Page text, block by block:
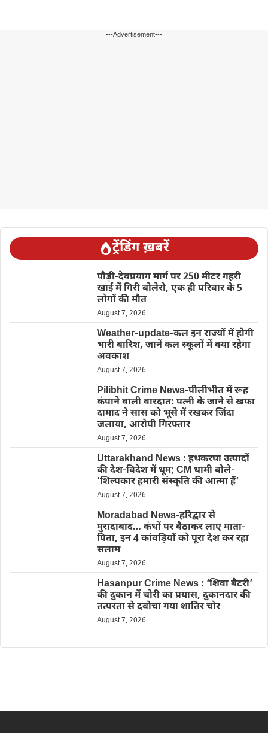
---Advertisement---
ट्रेंडिंग ख़बरें
पौड़ी-देवप्रयाग मार्ग पर 250 मीटर गहरी
खाई में गिरी बोलेरो, एक ही परिवार के 5
लोगों की मौत
August 7, 2026
Weather-update-कल इन राज्यों में होगी
भारी बारिश, जानें कल स्कूलों में क्या रहेगा
अवकाश
August 7, 2026
Pilibhit Crime News-पीलीभीत में रूह
कंपाने वाली वारदात: पत्नी के जाने से खफा
दामाद ने सास को भूसे में रखकर जिंदा
जलाया, आरोपी गिरफ्तार
August 7, 2026
Uttarakhand News : हथकरघा उत्पादों
की देश-विदेश में धूम; CM धामी बोले-
‘शिल्पकार हमारी संस्कृति की आत्मा हैं’
August 7, 2026
Moradabad News-हरिद्वार से
मुरादाबाद… कंधों पर बैठाकर लाए माता-
पिता, इन 4 कांवड़ियों को पूरा देश कर रहा
सलाम
August 7, 2026
Hasanpur Crime News : ‘शिवा बैटरी’
की दुकान में चोरी का प्रयास, दुकानदार की
तत्परता से दबोचा गया शातिर चोर
August 7, 2026